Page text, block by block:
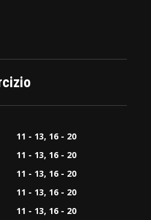
11 - 13, 16 - 20
11 - 13, 16 - 20
11 - 13, 16 - 20
11 - 13, 16 - 20
11 - 13, 16 - 20